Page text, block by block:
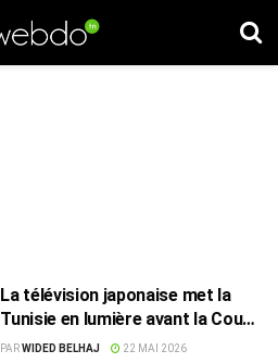
La télévision japonaise met la
Tunisie en lumière avant la Coupe
du monde
PARWIDED BELHAJ 22 MAI 2026